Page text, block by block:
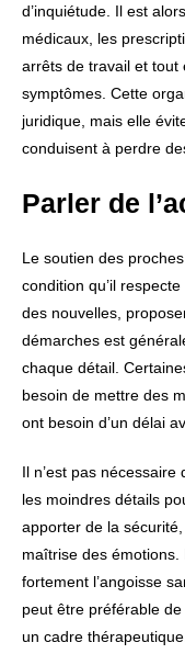
d’inquiétude. Il est
médicaux, les
arrêts de travail et tout
symptômes. Cette
juridique, mais elle
conduisent à perdre
Parler de
Le soutien des
condition qu’il
des nouvelles,
démarches est
chaque détail.
besoin de mettre des
ont besoin d’un délai
Il n’est pas
les moindres détails
apporter de la
maîtrise des émotions.
fortement l’angoisse
peut être préférable de
un cadre